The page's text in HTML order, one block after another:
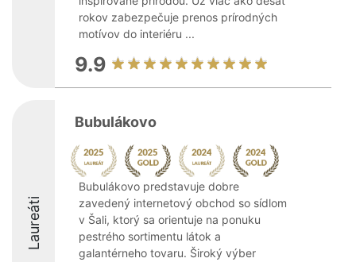
rokov zabezpečuje prenos prírodných
motívov do interiéru ...
9.9
Laureáti
Bubulákovo
Bubulákovo predstavuje dobre
zavedený internetový obchod so sídlom
v Šali, ktorý sa orientuje na ponuku
pestrého sortimentu látok a
galantérneho tovaru. Široký výber